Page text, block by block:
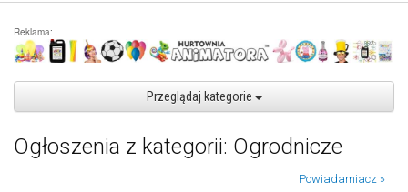
Reklama:
Przeglądaj kategorie
Ogłoszenia z kategorii: Ogrodnicze
Powiadamiacz »